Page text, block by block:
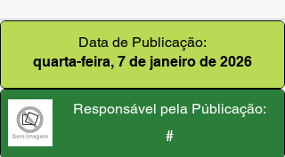
Data de Publicação:
quarta-feira, 7 de janeiro de 2026
Responsável pela Públicação:
#